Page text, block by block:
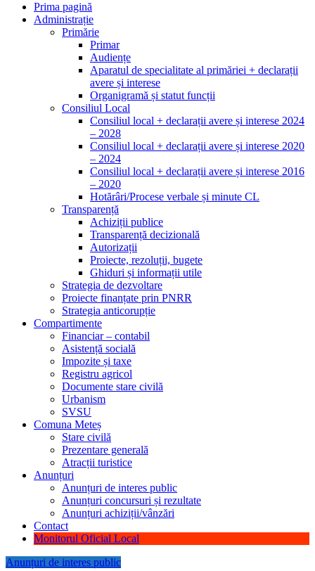
Prima pagină
Administrație
Primărie
Primar
Audiențe
Aparatul de specialitate al primăriei + declarații
avere și interese
Organigramă și statut funcții
Consiliul Local
Consiliul local + declarații avere și interese 2024
– 2028
Consiliul local + declarații avere și interese 2020
– 2024
Consiliul local + declarații avere și interese 2016
– 2020
Hotărâri/Procese verbale și minute CL
Transparență
Achiziții publice
Transparență decizională
Autorizații
Proiecte, rezoluții, bugete
Ghiduri și informații utile
Strategia de dezvoltare
Proiecte finanțate prin PNRR
Strategia anticorupție
Compartimente
Financiar – contabil
Asistență socială
Impozite și taxe
Registru agricol
Documente stare civilă
Urbanism
SVSU
Comuna Meteș
Stare civilă
Prezentare generală
Atracții turistice
Anunțuri
Anunțuri de interes public
Anunțuri concursuri și rezultate
Anunțuri achiziții/vânzări
Contact
Monitorul Oficial Local
Anunțuri de interes public